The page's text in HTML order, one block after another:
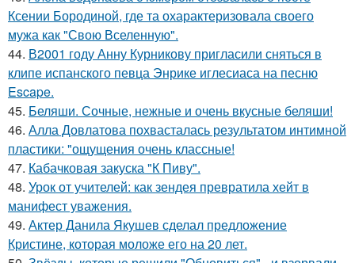
Ксении Бородиной, где та охарактеризовала своего
мужа как "Свою Вселенную".
44. В2001 году Анну Курникову пригласили сняться в
клипе испанского певца Энрике иглесиаса на песню
Escape.
45. Беляши. Сочные, нежные и очень вкусные беляши!
46. Алла Довлатова похвасталась результатом интимной
пластики: "ощущения очень классные!
47. Кабачковая закуска "К Пиву".
48. Урок от учителей: как зендея превратила хейт в
манифест уважения.
49. Актер Данила Якушев сделал предложение
Кристине, которая моложе его на 20 лет.